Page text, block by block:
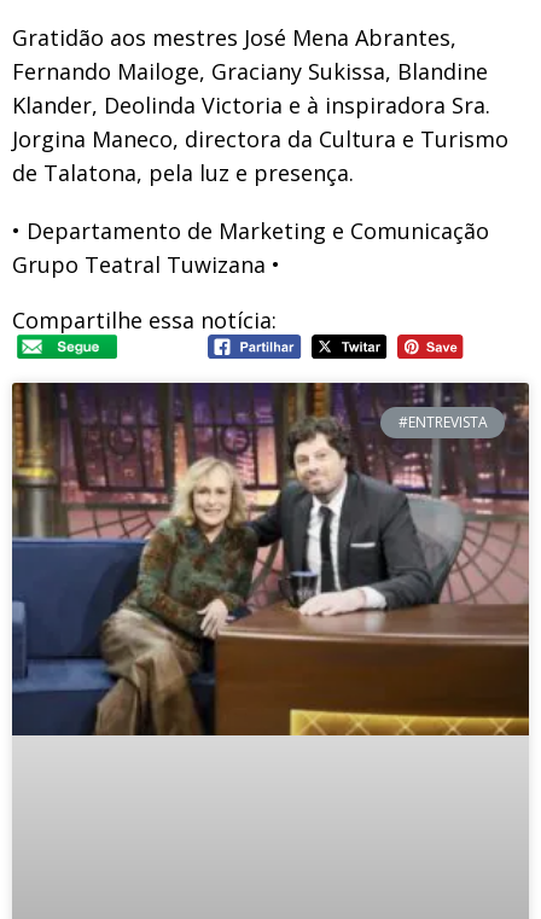
Gratidão aos mestres José Mena Abrantes,
Fernando Mailoge, Graciany Sukissa, Blandine
Klander, Deolinda Victoria e à inspiradora Sra.
Jorgina Maneco, directora da Cultura e Turismo
de Talatona, pela luz e presença.
• Departamento de Marketing e Comunicação
Grupo Teatral Tuwizana •
Compartilhe essa notícia:
#ENTREVISTA